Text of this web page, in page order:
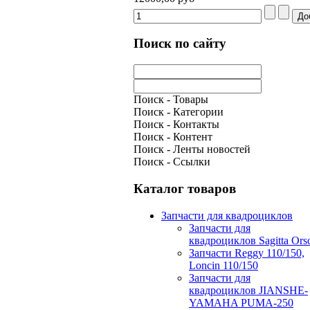
Поиск по сайту
Поиск - Товары
Поиск - Категории
Поиск - Контакты
Поиск - Контент
Поиск - Ленты новостей
Поиск - Ссылки
Каталог товаров
Запчасти для квадроциклов
Запчасти для
квадроциклов Sagitta
Запчасти Reggy 110/150,
Loncin 110/150
Запчасти для
квадроциклов JIANSHE-
YAMAHA PUMA-250